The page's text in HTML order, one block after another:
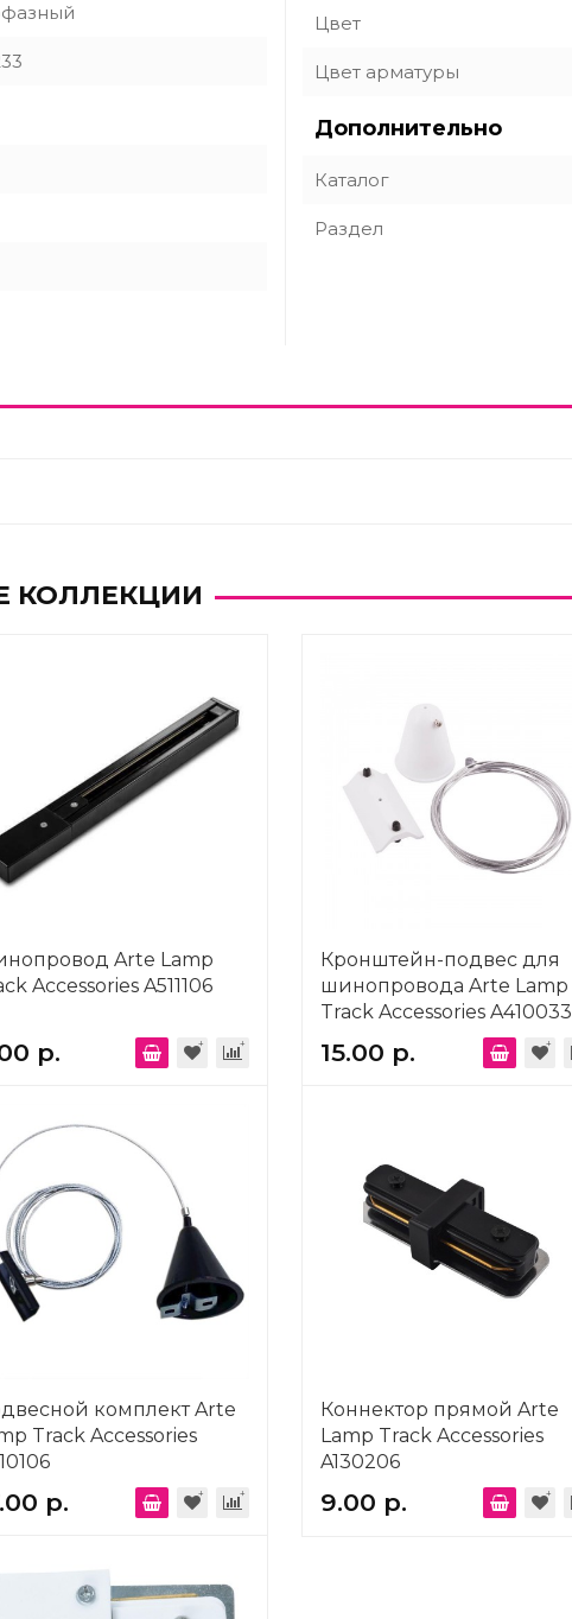
Цвет
Цвет арматуры
Дополнительно
Каталог
Раздел
КОЛЛЕКЦИИ
Arte Lamp
Accessories A511106
р.
Кронштейн-подвес для
шинопровода Arte Lamp
Track Accessories A410033
15.00 р.
комплект Arte
Track Accessories
р.
Коннектор прямой Arte
Lamp Track Accessories
A130206
9.00 р.